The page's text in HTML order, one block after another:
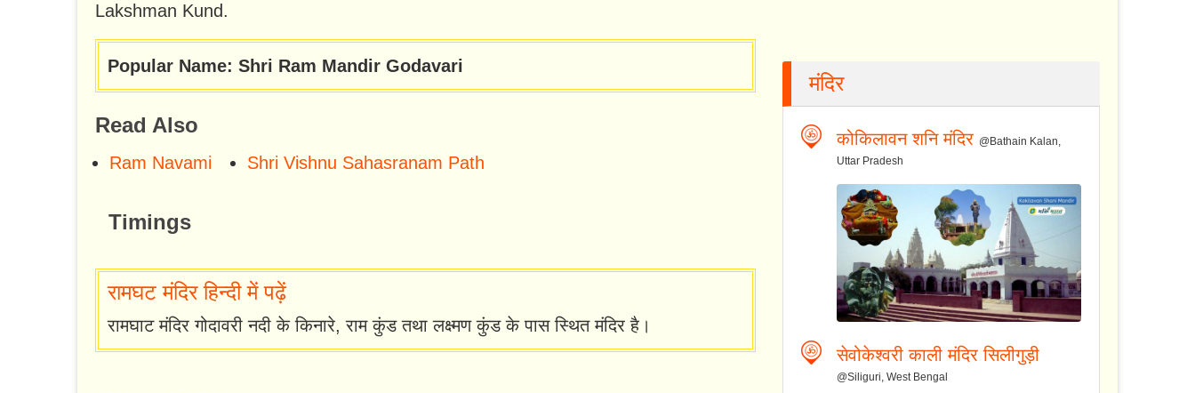
Lakshman Kund.
Popular Name: Shri Ram Mandir Godavari
Read Also
Ram Navami Shri Vishnu Sahasranam Path
Timings
रामघट मंदिर हिन्दी में पढ़ें
रामघाट मंदिर गोदावरी नदी के किनारे, राम कुंड तथा लक्ष्मण कुंड के पास स्थित मंदिर है।
मंदिर
कोकिलावन शनि मंदिर @Bathain Kalan,
Uttar Pradesh
सेवोकेश्वरी काली मंदिर सिलीगुड़ी
@Siliguri, West Bengal